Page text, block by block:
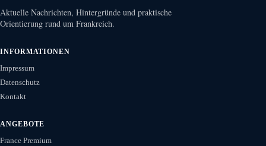
Aktuelle Nachrichten, Hintergründe und praktische
Orientierung rund um Frankreich.
INFORMATIONEN
Impressum
Datenschutz
Kontakt
ANGEBOTE
France Premium